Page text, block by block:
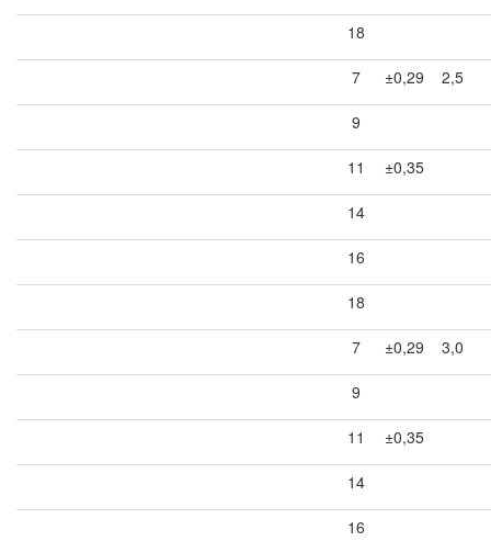
18
7 ±0,29 2,5
9
11 ±0,35
14
16
18
7 ±0,29 3,0
9
11 ±0,35
14
16